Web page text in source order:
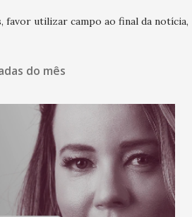
favor utilizar campo ao final da notícia,
do mês